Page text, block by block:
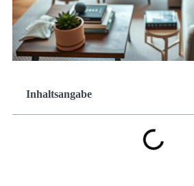
Inhaltsangabe